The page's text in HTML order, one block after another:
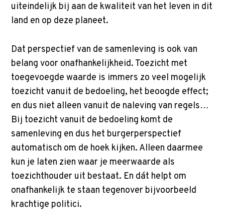
uiteindelijk bij aan de kwaliteit van het leven in dit
land en op deze planeet.
Dat perspectief van de samenleving is ook van
belang voor onafhankelijkheid. Toezicht met
toegevoegde waarde is immers zo veel mogelijk
toezicht vanuit de bedoeling, het beoogde effect;
en dus niet alleen vanuit de naleving van regels…
Bij toezicht vanuit de bedoeling komt de
samenleving en dus het burgerperspectief
automatisch om de hoek kijken. Alleen daarmee
kun je laten zien waar je meerwaarde als
toezichthouder uit bestaat. En dát helpt om
onafhankelijk te staan tegenover bijvoorbeeld
krachtige politici.